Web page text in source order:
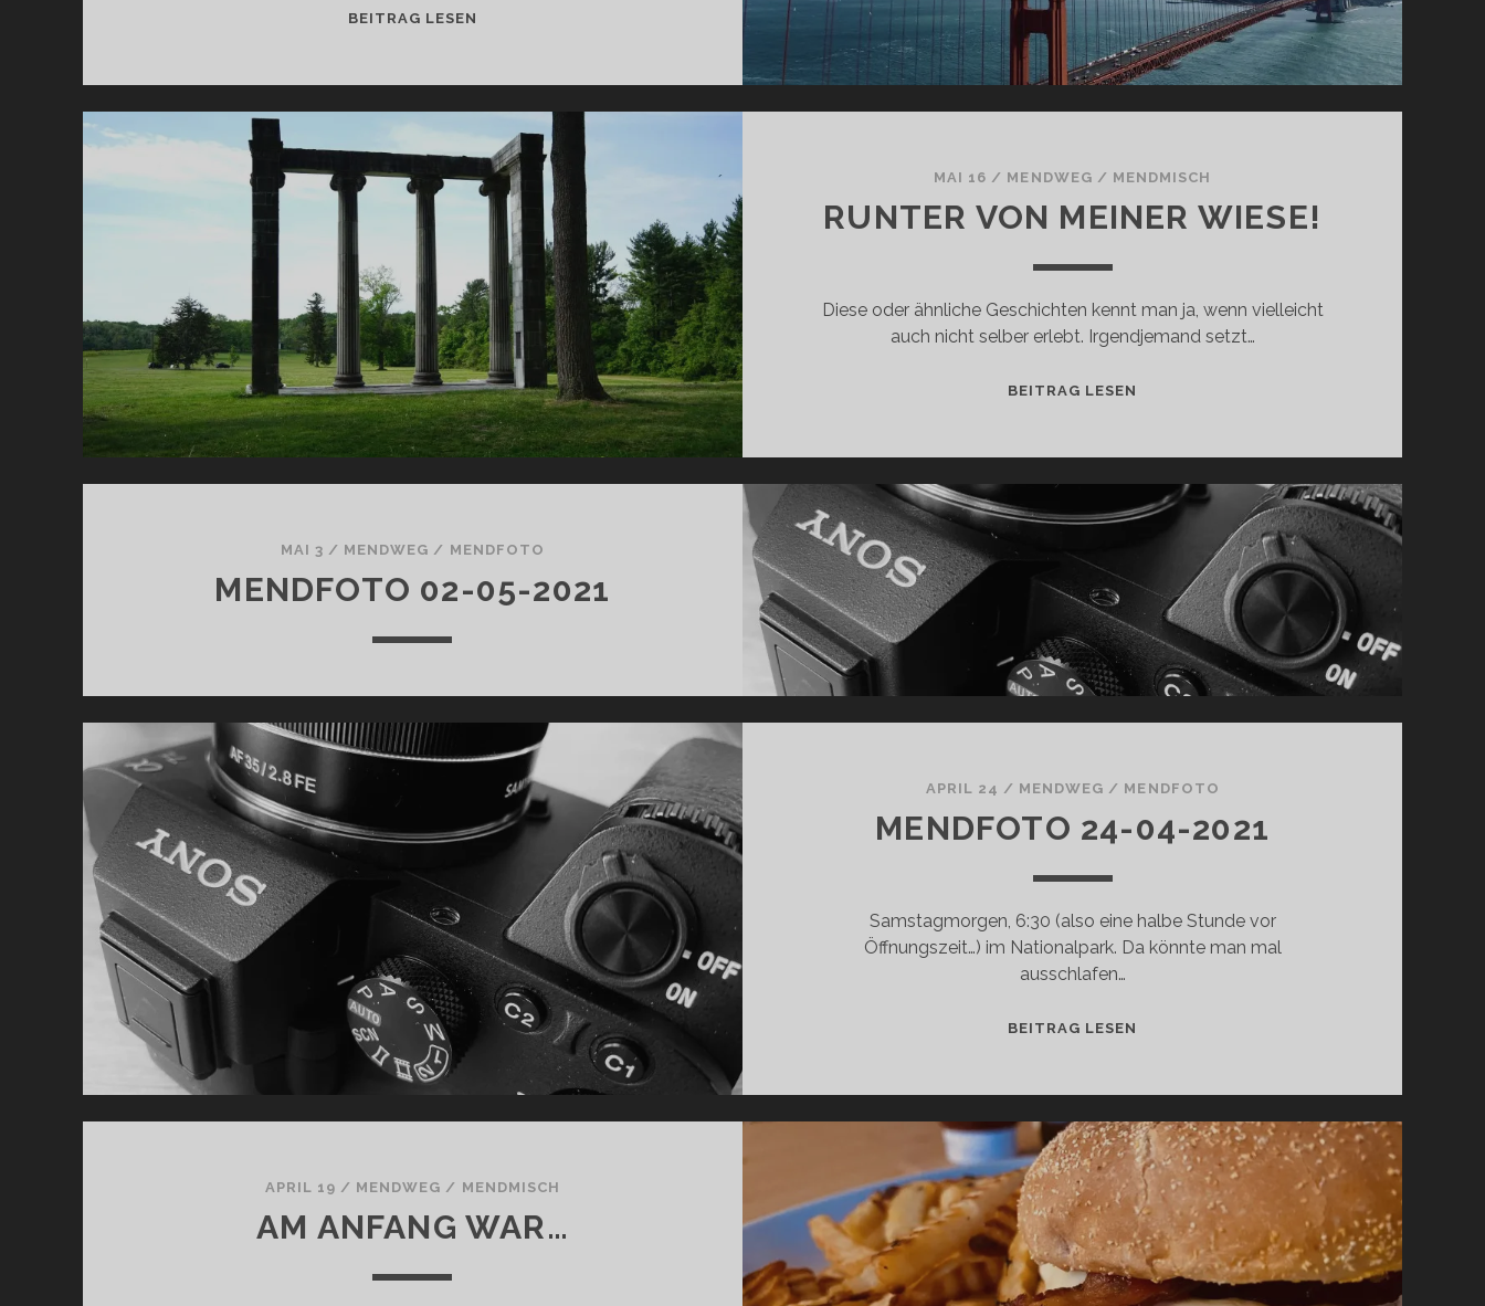
BEITRAG LESEN
BRILLE
10/21
MAI 16 / MENDWEG / MENDMISCH
RUNTER VON MEINER WIESE!
Diese oder ähnliche Geschichten kennt man ja, wenn vielleicht
auch nicht selber erlebt. Irgendjemand setzt…
BEITRAG LESEN
MAI 3 / MENDWEG / MENDFOTO
MENDFOTO 02-05-2021
APRIL 24 / MENDWEG / MENDFOTO
MENDFOTO 24-04-2021
Samstagmorgen, 6:30 (also eine halbe Stunde vor
Öffnungszeit…) im Nationalpark. Da könnte man mal
ausschlafen…
BEITRAG LESEN
APRIL 19 / MENDWEG / MENDMISCH
AM ANFANG WAR…